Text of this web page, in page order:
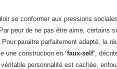
se conformer aux pressions
peur de ne pas être aimé, certains
paraitre parfaitement adapté, la
une construction en ‘faux-self’,
personnalité est cachée,